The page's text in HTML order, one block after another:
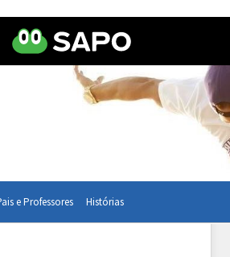
e Professores Histórias